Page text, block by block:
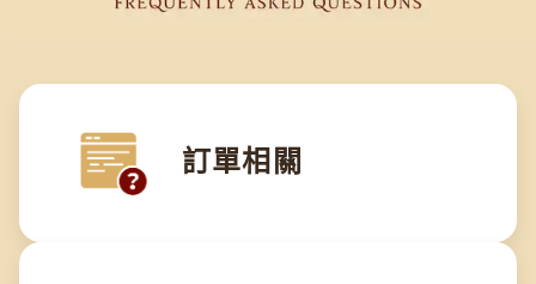
訂單相關